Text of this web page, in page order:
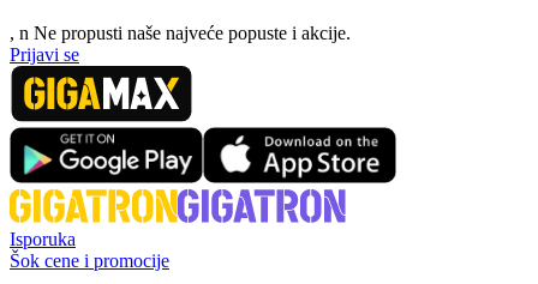
, n Ne propusti naše najveće popuste i akcije.
Prijavi se
Isporuka
Šok cene i promocije